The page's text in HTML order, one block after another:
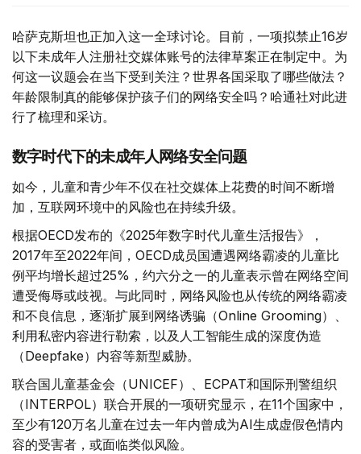
哈萨克斯坦也正加入这一全球讨论。目前，一项拟禁止16岁
以下未成年人注册社交媒体账号的法律草案正在制定中。为
何这一议题会在当下受到关注？世界各国采取了哪些做法？
年龄限制真的能够保护孩子们的网络安全吗？哈通社对此进
行了梳理和采访。
数字时代下的未成年人网络安全问题
如今，儿童和青少年不仅在社交媒体上花费的时间不断增
加，互联网环境中的风险也在持续升级。
根据OECD发布的《2025年数字时代儿童生活报告》，
2017年至2022年间，OECD成员国遭遇网络霸凌的儿童比
例平均增长超过25%，约六分之一的儿童表示曾在网络空间
遭受侮辱或歧视。与此同时，网络风险也从传统的网络霸凌
和不良信息，逐渐扩展到网络诱骗（Online Grooming）、
利用私密内容进行勒索，以及人工智能生成的深度伪造
（Deepfake）内容等新型威胁。
联合国儿童基金会（UNICEF）、ECPAT和国际刑警组织
（INTERPOL）联合开展的一项研究显示，在11个国家中，
至少有120万名儿童在过去一年内曾成为AI生成虚假色情内
容的受害者，或面临类似风险。